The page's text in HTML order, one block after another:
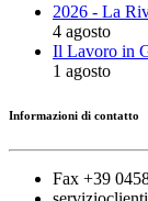
2026 - La
4 agosto
Il Lavoro in
1 agosto
Informazioni di contatto
Fax +39